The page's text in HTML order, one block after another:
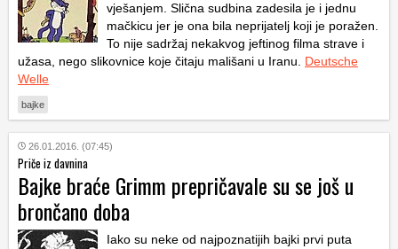
vješanjem. Slična sudbina zadesila je i jednu
mačkicu jer je ona bila neprijatelj koji je poražen.
To nije sadržaj nekakvog jeftinog filma strave i
užasa, nego slikovnice koje čitaju mališani u Iranu. Deutsche
Welle
bajke
26.01.2016. (07:45)
Priče iz davnina
Bajke braće Grimm prepričavale su se još u
brončano doba
Iako su neke od najpoznatijih bajki prvi puta